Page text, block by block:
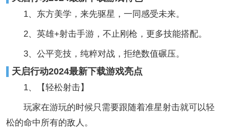
1、东方美学，来先驱星，一同感受未来。
2、英雄+射击手游，不止刚枪，更多技能搭配。
3、公平竞技，纯粹对战，拒绝数值碾压。
天启行动2024最新下载游戏亮点
1、【轻松射击】
玩家在游玩的时候只需要跟随着准星射击就可以轻
松的命中所有的敌人。